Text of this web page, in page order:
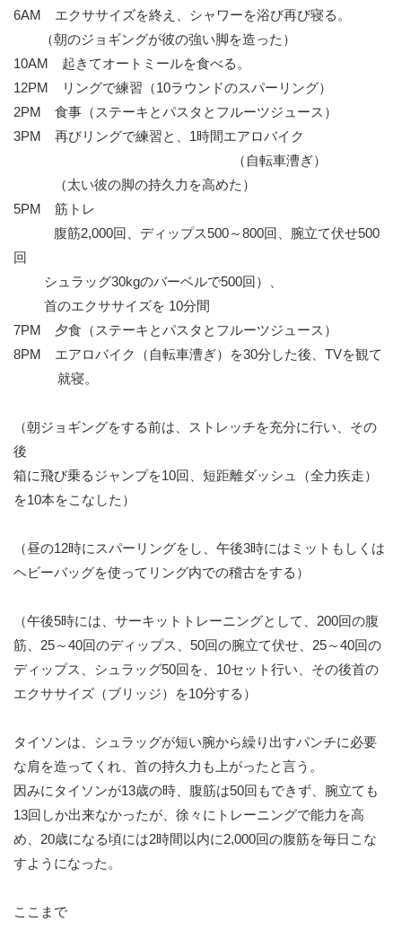
6AM エクササイズを終え、シャワーを浴び再び寝る。
（朝のジョギングが彼の強い脚を造った）
10AM 起きてオートミールを食べる。
12PM リングで練習（10ラウンドのスパーリング）
2PM 食事（ステーキとパスタとフルーツジュース）
3PM 再びリングで練習と、1時間エアロバイク
（自転車漕ぎ）
（太い彼の脚の持久力を高めた）
5PM 筋トレ
腹筋2,000回、ディップス500～800回、腕立て伏せ500
回
シュラッグ30kgのバーベルで500回）、
首のエクササイズを 10分間
7PM 夕食（ステーキとパスタとフルーツジュース）
8PM エアロバイク（自転車漕ぎ）を30分した後、TVを観て
就寝。
（朝ジョギングをする前は、ストレッチを充分に行い、その
後
箱に飛び乗るジャンプを10回、短距離ダッシュ（全力疾走）
を10本をこなした）
（昼の12時にスパーリングをし、午後3時にはミットもしくは
ヘビーバッグを使ってリング内での稽古をする）
（午後5時には、サーキットトレーニングとして、200回の腹
筋、25～40回のディップス、50回の腕立て伏せ、25～40回の
ディップス、シュラッグ50回を、10セット行い、その後首の
エクササイズ（ブリッジ）を10分する）
タイソンは、シュラッグが短い腕から繰り出すパンチに必要
な肩を造ってくれ、首の持久力も上がったと言う。
因みにタイソンが13歳の時、腹筋は50回もできず、腕立ても
13回しか出来なかったが、徐々にトレーニングで能力を高
め、20歳になる頃には2時間以内に2,000回の腹筋を毎日こな
すようになった。
ここまで